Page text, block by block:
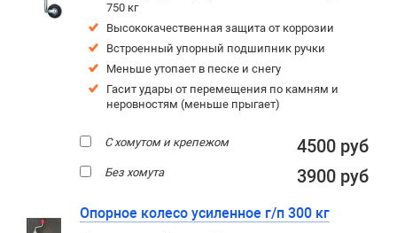
750 кг
Высококачественная защита от коррозии
Встроенный упорный подшипник ручки
Меньше утопает в песке и снегу
Гасит удары от перемещения по камням и
неровностям (меньше прыгает)
С хомутом и крепежом 4500 руб
Без хомута 3900 руб
Опорное колесо усиленное г/п 300 кг